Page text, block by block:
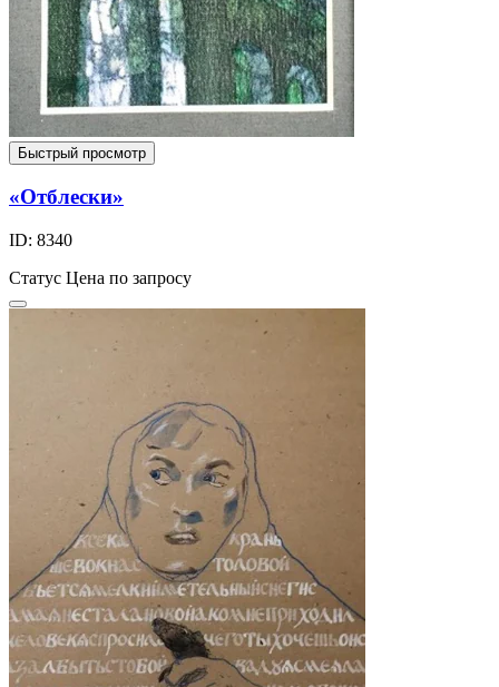
Быстрый просмотр
«Отблески»
ID: 8340
Статус Цена по запросу